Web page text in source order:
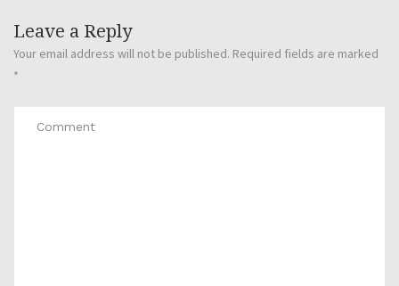
Leave a Reply
Your email address will not be published. Required fields are marked
*